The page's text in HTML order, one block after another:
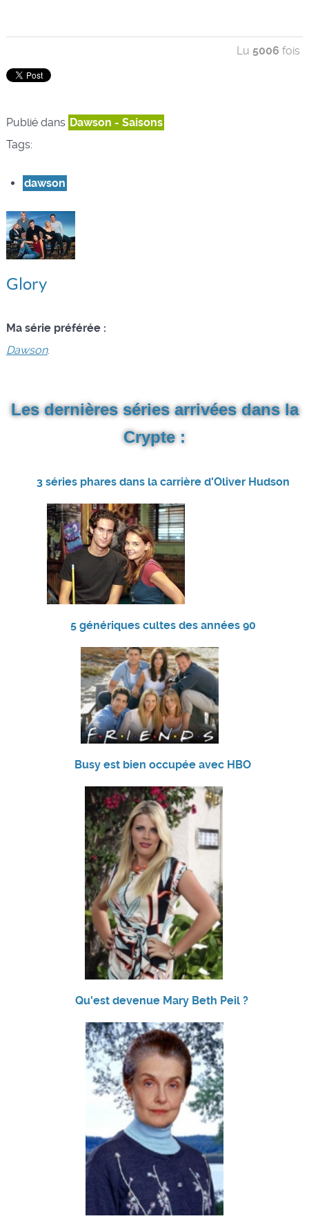
Lu 5006 fois
Publié dans Dawson - Saisons
Tags:
dawson
Glory
Ma série préférée :
Dawson.
Les dernières séries arrivées dans la
Crypte :
3 séries phares dans la carrière d'Oliver Hudson
5 génériques cultes des années 90
Busy est bien occupée avec HBO
Qu'est devenue Mary Beth Peil ?